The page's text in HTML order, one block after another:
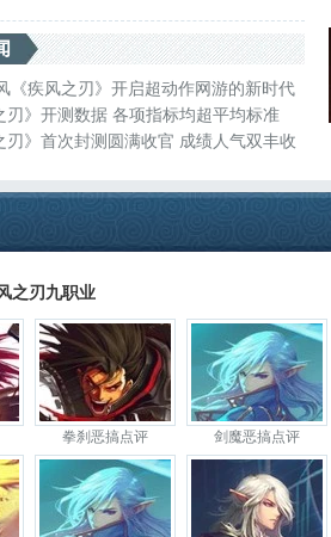
《疾风之刃》开启超动作网游的新时代
刃》开测数据 各项指标均超平均标准
刃》首次封测圆满收官 成绩人气双丰收
之刃九职业
拳刹恶搞点评 剑魔恶搞点评